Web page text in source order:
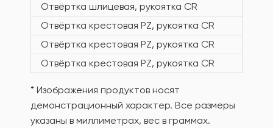
Отвёртка шлицевая, рукоятка CR
Отвёртка крестовая PZ, рукоятка CR
Отвёртка крестовая PZ, рукоятка CR
Отвёртка крестовая PZ, рукоятка CR
* Изображения продуктов носят
демонстрационный характер. Все размеры
указаны в миллиметрах, вес в граммах.